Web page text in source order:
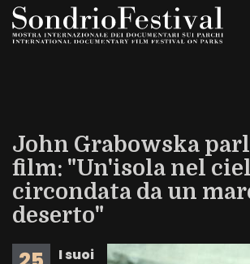
Salta
John Grabowska
film: "Un'isola nel
circondata da un
deserto"
I suoi